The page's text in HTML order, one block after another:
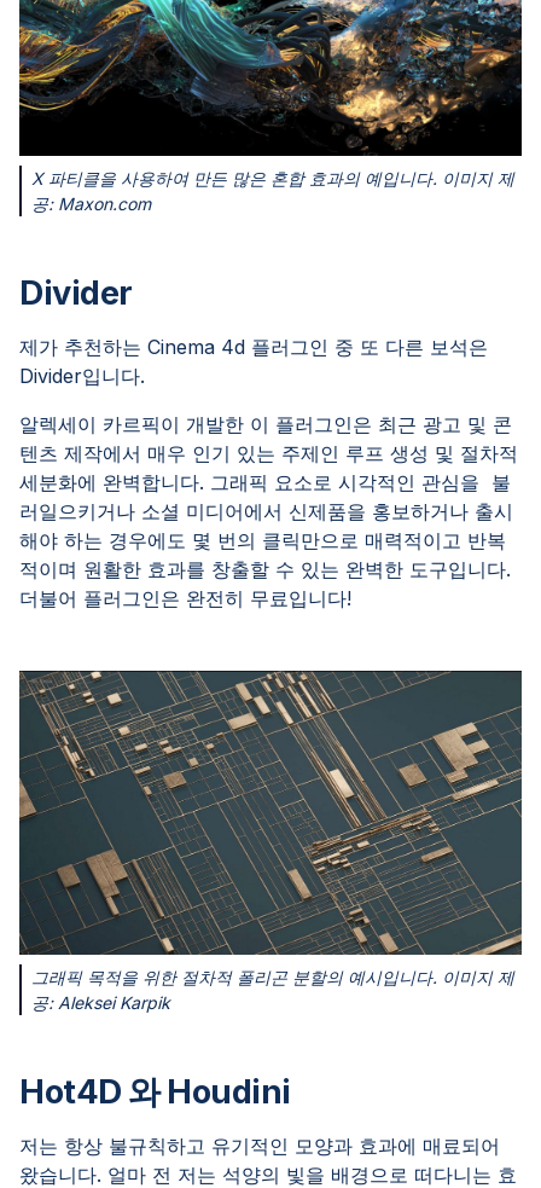
X 파티클을 사용하여 만든 많은 혼합 효과의 예입니다. 이미지 제
공: Maxon.com
Divider
제가 추천하는 Cinema 4d 플러그인 중 또 다른 보석은
Divider입니다.
알렉세이 카르픽이 개발한 이 플러그인은 최근 광고 및 콘
텐츠 제작에서 매우 인기 있는 주제인 루프 생성 및 절차적
세분화에 완벽합니다. 그래픽 요소로 시각적인 관심을 불
러일으키거나 소셜 미디어에서 신제품을 홍보하거나 출시
해야 하는 경우에도 몇 번의 클릭만으로 매력적이고 반복
적이며 원활한 효과를 창출할 수 있는 완벽한 도구입니다.
더불어 플러그인은 완전히 무료입니다!
그래픽 목적을 위한 절차적 폴리곤 분할의 예시입니다. 이미지 제
공: Aleksei Karpik
Hot4D 와 Houdini
저는 항상 불규칙하고 유기적인 모양과 효과에 매료되어
왔습니다. 얼마 전 저는 석양의 빛을 배경으로 떠다니는 효